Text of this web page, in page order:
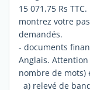
15 071,75 Rs
montrez votre
demandés.
- documents
Anglais.
nombre de
a) relevé de